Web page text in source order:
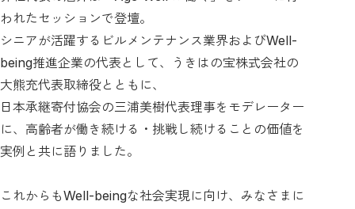
われたセッションで登壇。
シニアが活躍するビルメンテナンス業界およびWell-
being推進企業の代表として、うきはの宝株式会社の
大熊充代表取締役とともに、
日本承継寄付協会の三浦美樹代表理事をモデレーター
に、高齢者が働き続ける・挑戦し続けることの価値を
実例と共に語りました。
これからもWell-beingな社会実現に向け、みなさまに